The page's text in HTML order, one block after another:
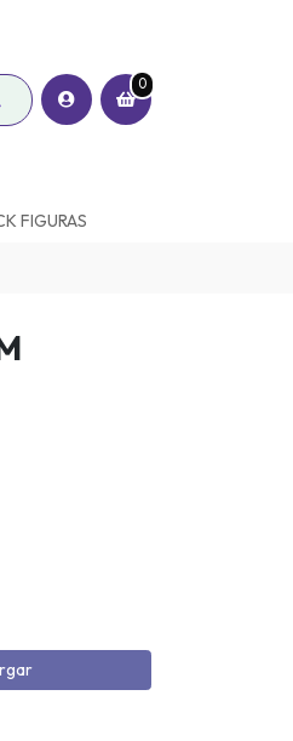
0
FIGURAS